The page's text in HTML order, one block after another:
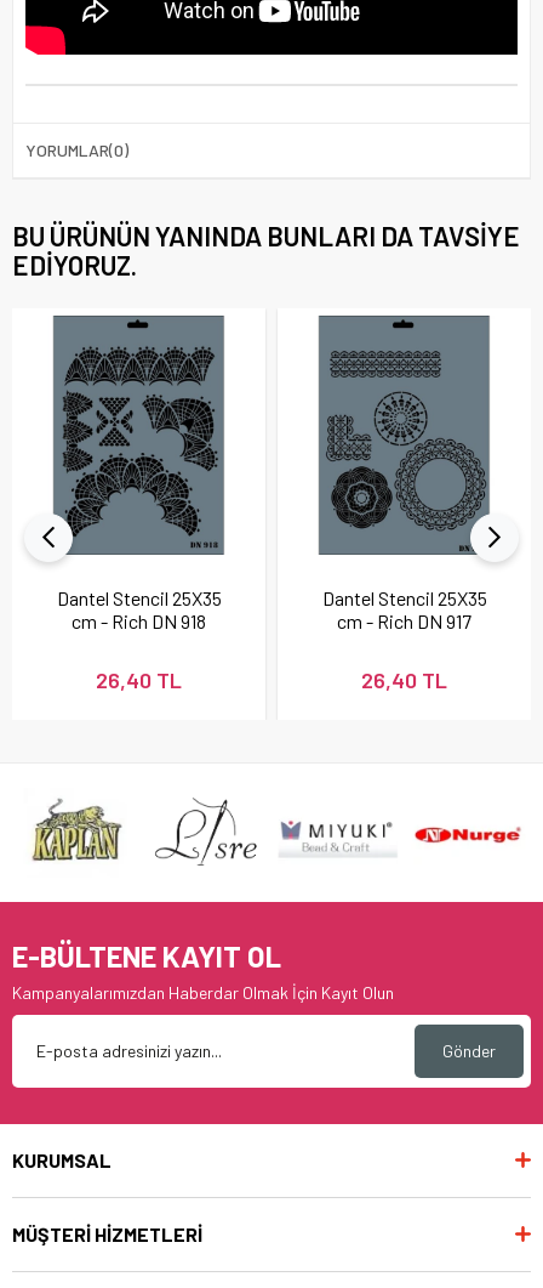
YORUMLAR(0)
BU ÜRÜNÜN YANINDA BUNLARI DA TAVSIYE
EDIYORUZ.
Dantel Stencil 25X35
cm - Rich DN 918
26,40 TL
Dantel Stencil 25X35
cm - Rich DN 917
26,40 TL
E-BÜLTENE KAYIT OL
Kampanyalarımızdan Haberdar Olmak İçin Kayıt Olun
Gönder
KURUMSAL
MÜŞTERİ HİZMETLERİ